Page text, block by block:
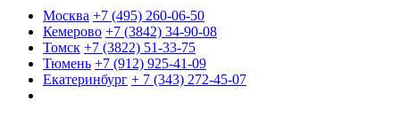
Москва +7 (495) 260-06-50
Кемерово +7 (3842) 34-90-08
Томск +7 (3822) 51-33-75
Тюмень +7 (912) 925-41-09
Екатеринбург + 7 (343) 272-45-07